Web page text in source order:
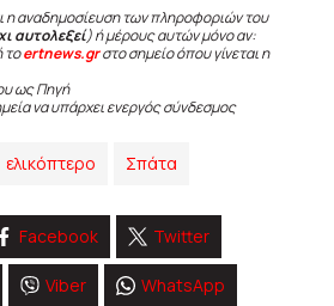
η αναδημοσίευση των πληροφοριών του
αυτολεξεί) ή μέρους αυτών μόνο αν:
τοertnews.grστο σημείο όπου γίνεται η
ως Πηγή
να υπάρχει ενεργός σύνδεσμος
ελικόπτερο Σπάτα
Facebook Twitter
Viber WhatsApp